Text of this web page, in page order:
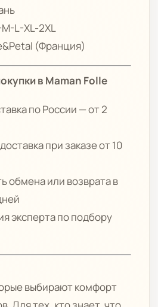
L-XL-2XL
(Франция)
в Maman Folle
по России — от 2
при заказе от 10
обмена или возврата в
эксперта по подбору
выбирают комфорт